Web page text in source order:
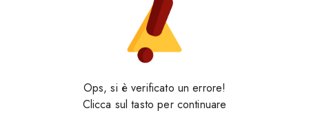
Ops, si è verificato un errore!
Clicca sul tasto per continuare